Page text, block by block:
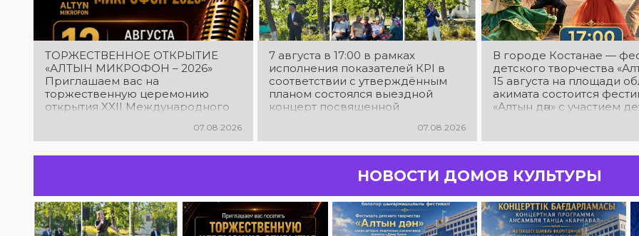
ТОРЖЕСТВЕННОЕ ОТКРЫТИЕ
«АЛТЫН МИКРОФОН – 2026»
Приглашаем вас на
торжественную церемонию
открытия XXII Международного
микрофон – 2026»! В этот день
талантливые исполнители из
разных стран встретятся на
творчества. Станьте свидетелями
начала большого вокального
состязания! Приходите
07.08.2026
7 августа в 17:00 в рамках
исполнения показателей КРІ в
соответствии с утверждённым
планом состоялся выездной
концерт посвященной
Казахстан». в Мендыкаринский
район (п. Красная Пресня)
07.08.2026
В городе Костанае —
детского творчества
15 августа на площади
акимата состоится
«Алтын дән» с участием
«Даму бала»! Вас ждут
выступления юных
прекрасные песни,
зажигательные танцы и
праздничное настроение!
НОВОСТИ ДОМОВ КУЛЬТУРЫ